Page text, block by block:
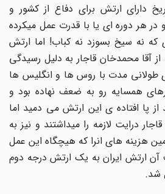
دارای ارتش برای دفاع از کشور و
هر دوره ای یا با قدرت عمل میکرده
نه سیخ بسوزد نه کباب! اما ارتش
آقا محمدخان قاجار به دلیل رسیدگی
مدت با روس ها و انگلیس ها
همسایه رو به ضعف نهاده بود و
پا افتاده ی این ارتش می دمید اما
درایت لازمه را میداشتند و نیز به
هزینه های انرا که هیچگاه این عمل
ارتش ایران به یک ارتش درجه دوم